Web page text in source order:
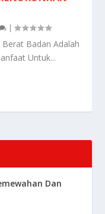
|
Badan Adalah
Untuk...
Dan